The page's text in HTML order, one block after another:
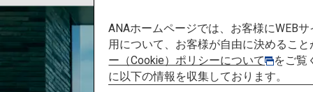
ANAホームページでは、お客様にWEB
用について、お客様が自由に決めるこ
ー（Cookie）ポリシーについて
をご覧
に以下の情報を収集しております。